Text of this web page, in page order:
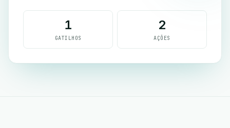
1
GATILHOS
2
AÇÕES